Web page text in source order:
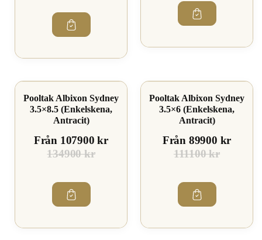
Pooltak Albixon Sydney
3.5×8.5 (Enkelskena,
Antracit)
Från 107900 kr
134900 kr
Pooltak Albixon Sydney
3.5×6 (Enkelskena,
Antracit)
Från 89900 kr
111100 kr